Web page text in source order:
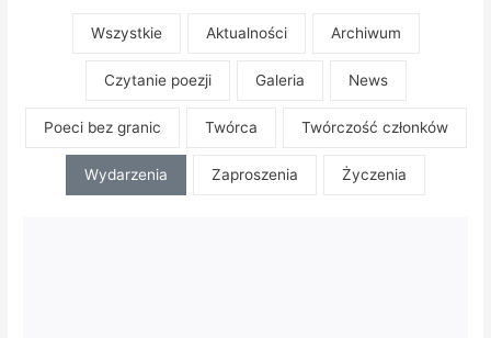
Wszystkie Aktualności Archiwum
Czytanie poezji Galeria News
Poeci bez granic Twórca Twórczość członków
Wydarzenia Zaproszenia Życzenia